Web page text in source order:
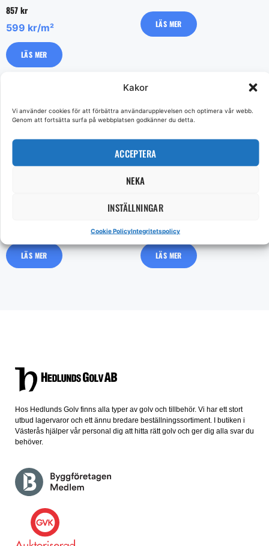
Kakor
Vi använder cookies för att förbättra användarupplevelsen och optimera vår webb.
Genom att fortsätta surfa på webbplatsen godkänner du detta.
ACCEPTERA
NEKA
INSTÄLLNINGAR
Cookie PolicyIntegritetspolicy
857 kr
599 kr/m²
LÄS MER
LÄS MER
LÄS MER
575kr
399 kr/m²
LÄS MER
Hos Hedlunds Golv finns alla typer av golv och tillbehör. Vi har ett stort
utbud lagervaror och ett ännu bredare beställningssortiment. I butiken i
Västerås hjälper vår personal dig att hitta rätt golv och ger dig alla svar du
behöver.